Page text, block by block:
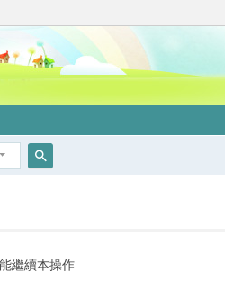
繼續本操作